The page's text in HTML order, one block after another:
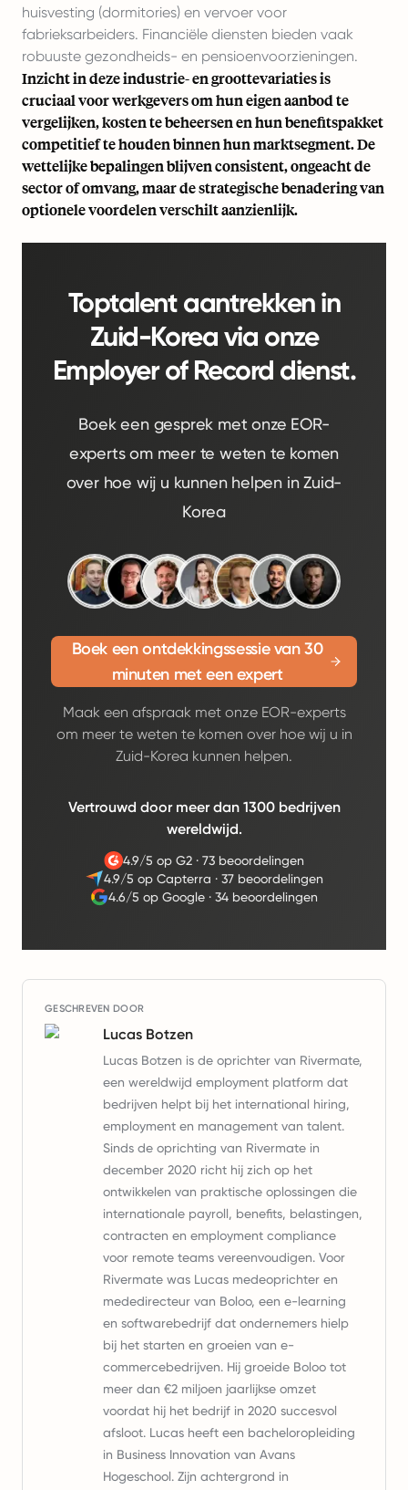
huisvesting (dormitories) en vervoer voor
fabrieksarbeiders. Financiële diensten bieden vaak
robuuste gezondheids- en pensioenvoorzieningen.
Inzicht in deze industrie- en groottevariaties is
cruciaal voor werkgevers om hun eigen aanbod te
vergelijken, kosten te beheersen en hun benefitspakket
competitief te houden binnen hun marktsegment. De
wettelijke bepalingen blijven consistent, ongeacht de
sector of omvang, maar de strategische benadering van
optionele voordelen verschilt aanzienlijk.
Toptalent aantrekken in
Zuid-Korea via onze
Employer of Record dienst.
Boek een gesprek met onze EOR-
experts om meer te weten te komen
over hoe wij u kunnen helpen in Zuid-
Korea
Boek een ontdekkingssessie van 30
minuten met een expert
Maak een afspraak met onze EOR-experts
om meer te weten te komen over hoe wij u in
Zuid-Korea kunnen helpen.
Vertrouwd door meer dan 1300 bedrijven
wereldwijd.
4.9/5 op G2· 73 beoordelingen
4.9/5 op Capterra · 37 beoordelingen
4.6/5 op Google ·34 beoordelingen
GESCHREVEN DOOR
Lucas Botzen
Lucas Botzen is de oprichter van Rivermate,
een wereldwijd employment platform dat
bedrijven helpt bij het international hiring,
employment en management van talent.
Sinds de oprichting van Rivermate in
december 2020 richt hij zich op het
ontwikkelen van praktische oplossingen die
internationale payroll, benefits, belastingen,
contracten en employment compliance
voor remote teams vereenvoudigen. Voor
Rivermate was Lucas medeoprichter en
mededirecteur van Boloo, een e-learning
en softwarebedrijf dat ondernemers hielp
bij het starten en groeien van e-
commercebedrijven. Hij groeide Boloo tot
meer dan €2 miljoen jaarlijkse omzet
voordat hij het bedrijf in 2020 succesvol
afsloot. Lucas heeft een bacheloropleiding
in Business Innovation van Avans
Hogeschool. Zijn achtergrond in